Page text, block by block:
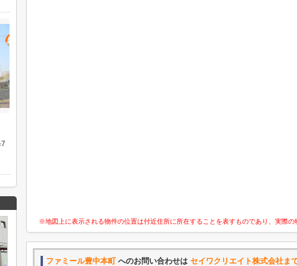
※地図上に表示される物件の位置は付近住所に所在することを表すものであり、実際の
ファミール豊中本町へのお問い合わせは セイワクリエイト株式会社ま